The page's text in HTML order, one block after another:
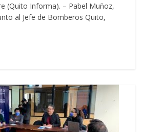
(Quito Informa). – Pabel Muñoz,
al Jefe de Bomberos Quito,